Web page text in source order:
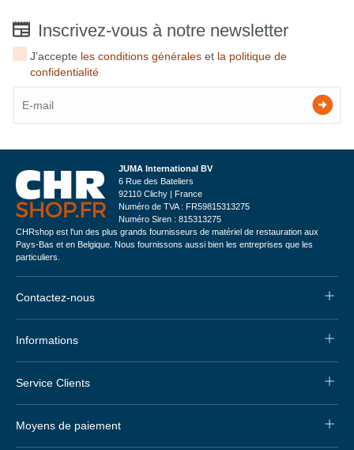
Inscrivez-vous à notre newsletter
J'accepte les conditions générales et la politique de
confidentialité
JUMA International BV
6 Rue des Bateliers
92110 Clichy | France
Numéro de TVA : FR59815313275
Numéro Siren : 815313275
CHRshop est l'un des plus grands fournisseurs de matériel de restauration aux
Pays-Bas et en Belgique. Nous fournissons aussi bien les entreprises que les
particuliers.
Contactez-nous
Informations
Service Clients
Moyens de paiement